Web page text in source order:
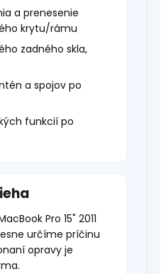
a prenesenie
krytu/rámu
zadného skla,
a spojov po
funkcií po
Pro 15" 2011
určíme príčinu
opravy je